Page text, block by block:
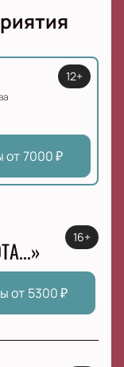
12+
от7000₽
16+
от 5300₽